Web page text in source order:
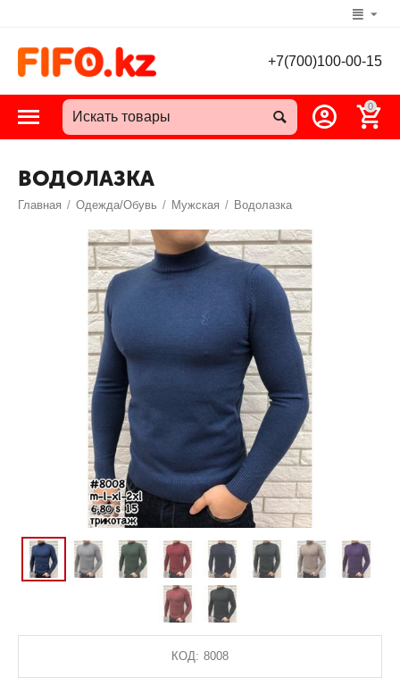
+7(700)100-00-15
0
ВОДОЛАЗКА
Главная / Одежда/Обувь / Мужская / Водолазка
КОД: 8008